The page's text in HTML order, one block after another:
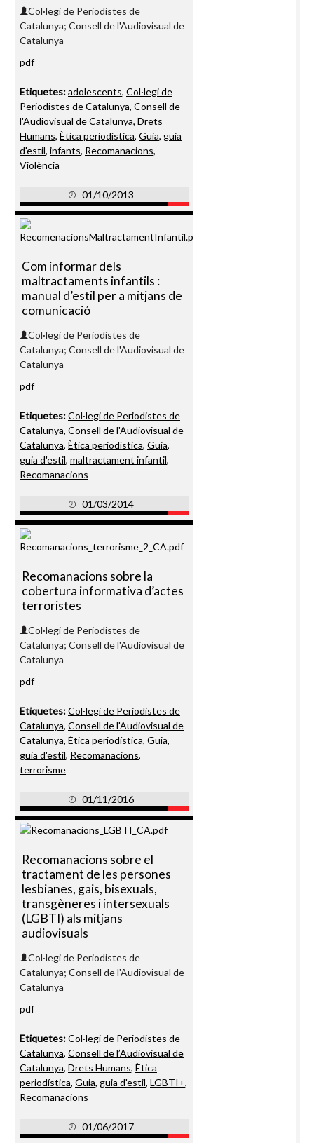
Col·legi de Periodistes de
Catalunya; Consell de l'Audiovisual de
Catalunya
pdf
Etiquetes:adolescents, Col·legi de
Periodistes de Catalunya, Consell de
l'Audiovisual de Catalunya, Drets
Humans, Ètica periodística, Guia, guia
d'estil, infants, Recomanacions,
Violència
01/10/2013
Com informar dels
maltractaments infantils :
manual d’estil per a mitjans de
comunicació
Col·legi de Periodistes de
Catalunya; Consell de l'Audiovisual de
Catalunya
pdf
Etiquetes:Col·legi de Periodistes de
Catalunya, Consell de l'Audiovisual de
Catalunya, Ètica periodística, Guia,
guia d'estil, maltractament infantil,
Recomanacions
01/03/2014
Recomanacions sobre la
cobertura informativa d’actes
terroristes
Col·legi de Periodistes de
Catalunya; Consell de l'Audiovisual de
Catalunya
pdf
Etiquetes:Col·legi de Periodistes de
Catalunya, Consell de l'Audiovisual de
Catalunya, Ètica periodística, Guia,
guia d'estil, Recomanacions,
terrorisme
01/11/2016
Recomanacions sobre el
tractament de les persones
lesbianes, gais, bisexuals,
transgèneres i intersexuals
(LGBTI) als mitjans
audiovisuals
Col·legi de Periodistes de
Catalunya; Consell de l'Audiovisual de
Catalunya
pdf
Etiquetes:Col·legi de Periodistes de
Catalunya, Consell de l’Audiovisual de
Catalunya, Drets Humans, Ètica
periodística, Guia, guia d'estil, LGBTI+,
Recomanacions
01/06/2017